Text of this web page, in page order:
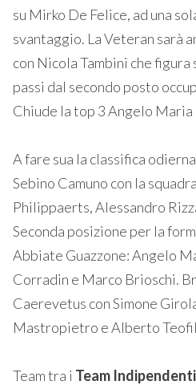
su Mirko De Felice, ad una
svantaggio. La Veteran sarà
con Nicola Tambini che figura
passi dal secondo posto
Chiude la top 3 Angelo
A fare sua la classifica
Sebino Camuno con la
Philippaerts, Alessandro
Seconda posizione per la
Abbiate Guazzone: Angelo
Corradin e Marco Brioschi.
Caerevetus con Simone
Mastropietro e Alberto
Team tra i Team Indipendenti